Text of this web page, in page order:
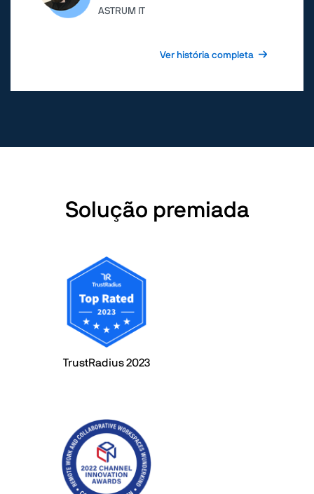
ASTRUM IT
Ver história completa
Solução premiada
TrustRadius 2023